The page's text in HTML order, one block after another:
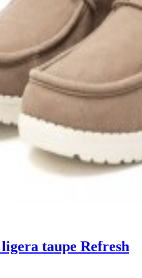
taupe Refresh